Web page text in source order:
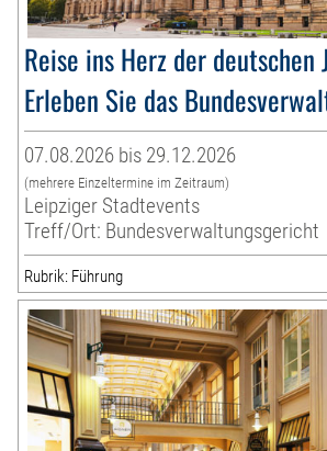
Reise ins Herz der deutschen
Erleben Sie das
07.08.2026 bis 29.12.2026
(mehrere Einzeltermine im Zeitraum)
Leipziger Stadtevents
Treff/Ort: Bundesverwaltungsgericht
Rubrik: Führung